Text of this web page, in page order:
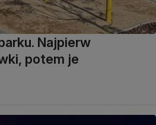
Najpierw
potem je